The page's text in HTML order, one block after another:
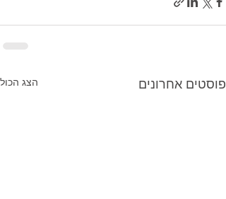
פוסטים אחרונים הצג הכול